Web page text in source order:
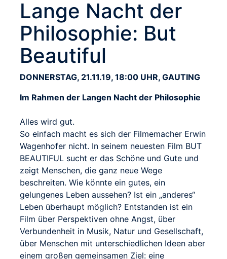
Lange Nacht der
Philosophie: But
Beautiful
DONNERSTAG, 21.11.19, 18:00 UHR, GAUTING
Im Rahmen der Langen Nacht der Philosophie
Alles wird gut.
So einfach macht es sich der Filmemacher Erwin
Wagenhofer nicht. In seinem neuesten Film BUT
BEAUTIFUL sucht er das Schöne und Gute und
zeigt Menschen, die ganz neue Wege
beschreiten. Wie könnte ein gutes, ein
gelungenes Leben aussehen? Ist ein „anderes“
Leben überhaupt möglich? Entstanden ist ein
Film über Perspektiven ohne Angst, über
Verbundenheit in Musik, Natur und Gesellschaft,
über Menschen mit unterschiedlichen Ideen aber
einem großen gemeinsamen Ziel: eine